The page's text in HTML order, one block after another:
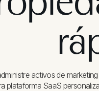
activos de
plataforma SaaS